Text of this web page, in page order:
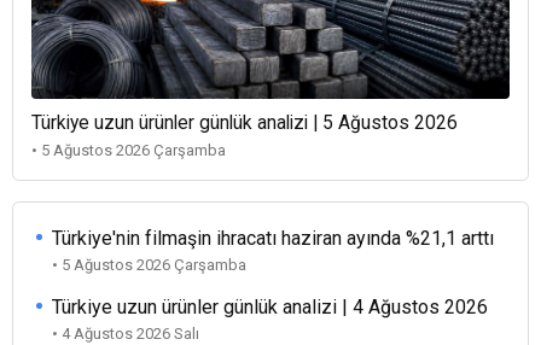
Türkiye uzun ürünler günlük analizi | 5 Ağustos 2026
• 5 Ağustos 2026 Çarşamba
Türkiye'nin filmaşin ihracatı haziran ayında %21,1 arttı
• 5 Ağustos 2026 Çarşamba
Türkiye uzun ürünler günlük analizi | 4 Ağustos 2026
• 4 Ağustos 2026 Salı